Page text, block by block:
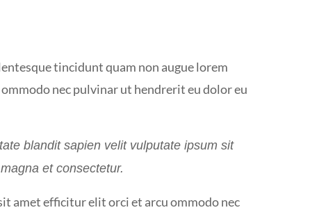
tincidunt quam non augue lorem
nec pulvinar ut hendrerit eu dolor eu
blandit sapien velit vulputate ipsum sit
et consectetur.
amet efficitur elit orci et arcu ommodo nec